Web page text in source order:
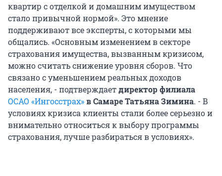
квартир с отделкой и домашним имуществом
стало привычной нормой». Это мнение
поддерживают все эксперты, с которыми мы
общались. «Основным изменением в секторе
страхования имущества, вызванным кризисом,
можно считать снижение уровня сборов. Что
связано с уменьшением реальных доходов
населения, - подтверждаетдиректор филиала
ОСАО «Ингосстрах»в Самаре Татьяна Зимина. - В
условиях кризиса клиенты стали более серьезно и
внимательно относиться к выбору программы
страхования, лучше разбираться в условиях».